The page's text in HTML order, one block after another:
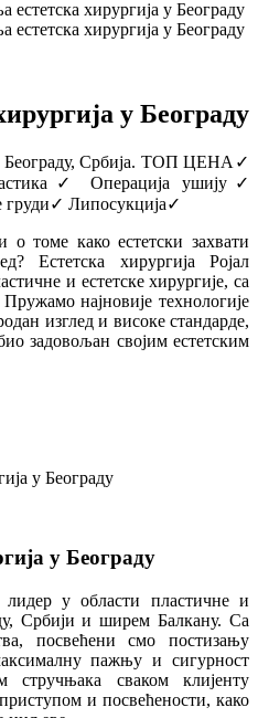
у Београду
Београду, Србија. ТОП ЦЕНА✓
Операција ушију✓
груди✓ Липосукција✓
томе како естетски захвати
Естетска хирургија Ројал
и естетске хирургије, са
најновије технологије
изглед и високе стандарде,
задовољан својим естетским
у Београду
у Београду
лидер у области пластичне и
Србији и ширем Балкану. Са
посвећени смо постизању
пажњу и сигурност
сваком клијенту
и посвећености, како